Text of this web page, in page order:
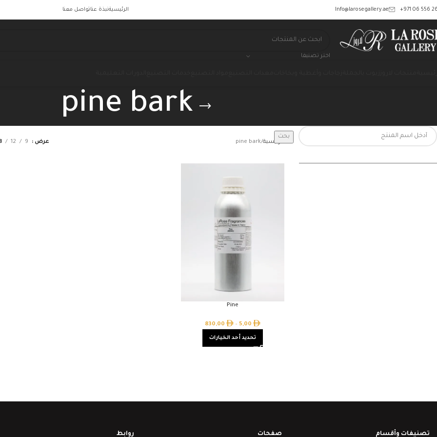
‎+971 06 556
Info@larosegallery.ae الرئيسيةنبذة عناتواصل معنا
اختر تصنيفا
pine bark
بحث
الرئيسية pine bark عرض 9
12
Pine
5,00
–
830,00
تحديد أحد الخيارات
تصنيفات وأقسام صفحات روابط